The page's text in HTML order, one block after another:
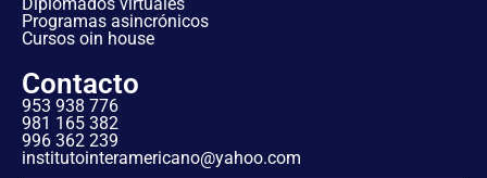
Programas asincrónicos
Cursos oin house
Contacto
953 938 776
981 165 382
996 362 239
institutointeramericano@yahoo.com